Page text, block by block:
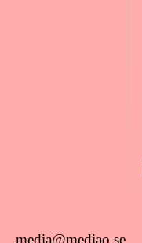
media@mediao.se